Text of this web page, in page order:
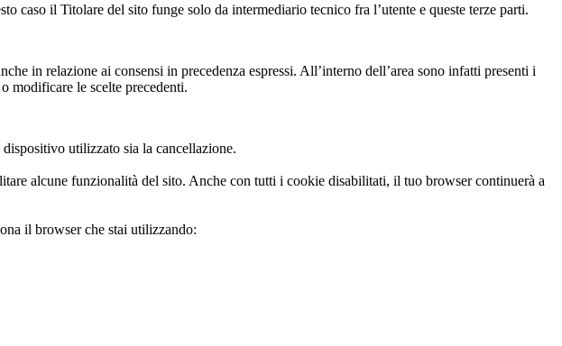
caso il Titolare del sito funge solo da intermediario tecnico fra l’utente e queste terze parti.
in relazione ai consensi in precedenza espressi. All’interno dell’area sono infatti presenti i
modificare le scelte precedenti.
utilizzato sia la cancellazione.
alcune funzionalità del sito. Anche con tutti i cookie disabilitati, il tuo browser continuerà a
il browser che stai utilizzando: